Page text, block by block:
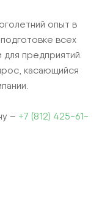
опыт в
всех
предприятий.
касающийся
– +7 (812) 425-61-